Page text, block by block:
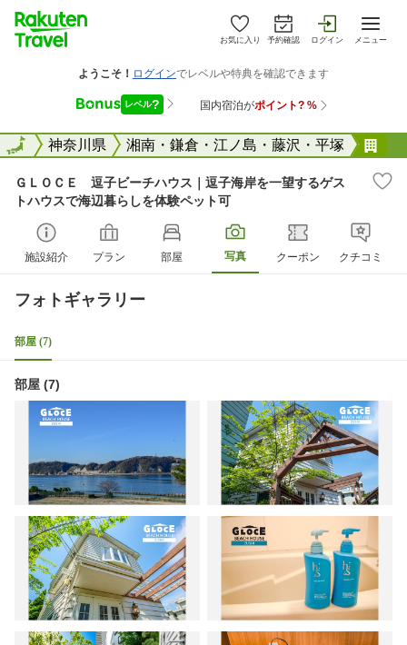
お気に入り 予約確認 ログイン メニュー
全国神奈川県 湘南・鎌倉・江ノ島・藤沢・平塚
全国
ＧＬＯＣＥ 逗子ビーチハウス｜逗子海岸を一望するゲス
トハウスで海辺暮らしを体験ペット可
施設紹介 プラン 部屋 写真 クーポン クチコミ
フォトギャラリー
部屋 (7)
部屋 (7)